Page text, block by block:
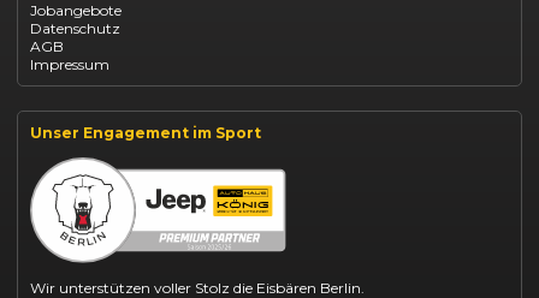
Dacia Duster finanzieren
Dacia Sandero kaufen
Dacia Jogger leasen
Jeep Compass leasen
Jeep Renegade finanzieren
Suzuki Swift finanzieren
BYD Dolphin finanzieren
Kia Ceed finanzieren
Kia Sportage leasen
Mazda CX-30 finanzieren
Citroën C3 leasen
Jobangebote
Datenschutz
AGB
Impressum
Unser Engagement im Sport
Wir unterstützen voller Stolz die Eisbären Berlin.